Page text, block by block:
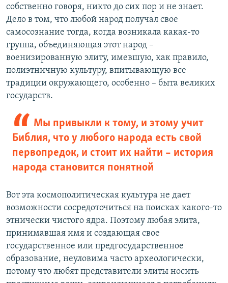
собственно говоря, никто до сих пор и не знает.
Дело в том, что любой народ получал свое
самосознание тогда, когда возникала какая-то
группа, объединяющая этот народ –
военизированную элиту, имевшую, как правило,
полиэтничную культуру, впитывающую все
традиции окружающего, особенно – быта великих
государств.
Мы привыкли к тому, и этому учит
Библия, что у любого народа есть свой
первопредок, и стоит их найти – история
народа становится понятной
Вот эта космополитическая культура не дает
возможности сосредоточиться на поисках какого-то
этнически чистого ядра. Поэтому любая элита,
принимавшая имя и создающая свое
государственное или предгосударственное
образование, неуловима часто археологически,
потому что любят представители элиты носить